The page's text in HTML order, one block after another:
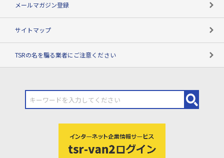
メールマガジン登録
サイトマップ
TSRの名を騙る業者にご注意ください